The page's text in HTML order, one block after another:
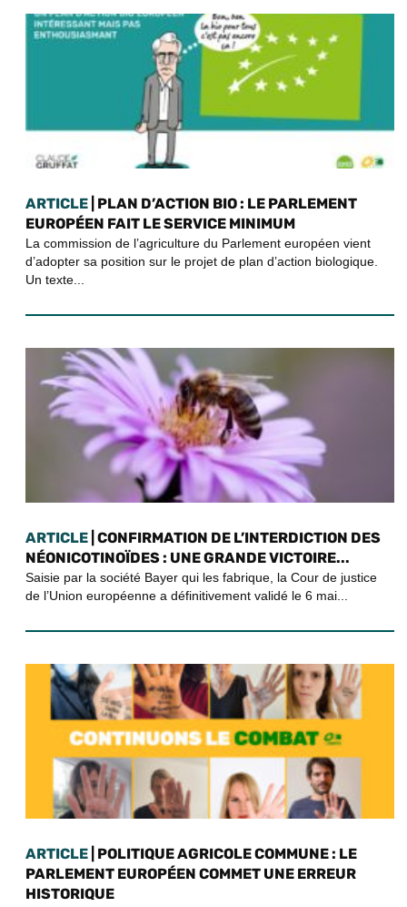
ARTICLE | PLAN D’ACTION BIO : LE PARLEMENT
EUROPÉEN FAIT LE SERVICE MINIMUM
La commission de l’agriculture du Parlement européen vient
d’adopter sa position sur le projet de plan d’action biologique.
Un texte...
ARTICLE | CONFIRMATION DE L’INTERDICTION DES
NÉONICOTINOÏDES : UNE GRANDE VICTOIRE...
Saisie par la société Bayer qui les fabrique, la Cour de justice
de l’Union européenne a définitivement validé le 6 mai...
ARTICLE | POLITIQUE AGRICOLE COMMUNE : LE
PARLEMENT EUROPÉEN COMMET UNE ERREUR
HISTORIQUE